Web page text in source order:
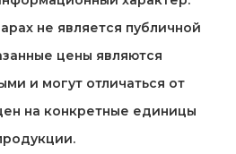
не является публичной
цены являются
и могут отличаться от
на конкретные единицы